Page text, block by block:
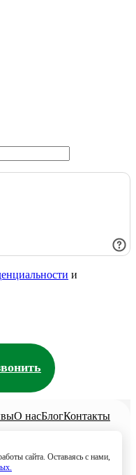
и
сайта. Оставаясь с нами,
О насБлогКонтакты